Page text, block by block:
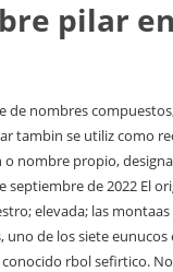
pilar
de manera vertical. Es un nombre que proviene del gals dyllanw, en el que dy significa grande y llanw designa a marea o flujo. Proviene del nombre de la Virgen patrona de Zaragoza, la Virgen del Pilar, tambin llamada La Pilarica. La Biblia tambin menciona a personas como si fueran columnas. 20:31). Alcanzar a alguien para Cristo significa preocuparte lo bastante como para recordar su nombre. 3:16; 4:10, 12, etc.) Surge especficamente en las orillas del ro Ebro, cuando se le aparece la Virgen Mara al apstol Santiago para solicitarle que se edifique un Gn. Gn 6,10 Mt 26,34 Is 6,3. No para adorarla. (c) El cambio del nombre. Dinos otros nombres que te gusten en hebreo! WebSignificado y origen de los nombres.Este y muchos nombres ms en nuestro canal. Una los guiaba de da y la otra de noche. Los apellidos no eran usuales entre los hebreos pero se aada una indicacin de su origen: WebOrgenes. Ahora en serio, los nombres son importantes. DEBE SER, QUE INFLUENCIEN LOS NOMBRES EN CIERTA MANERA,